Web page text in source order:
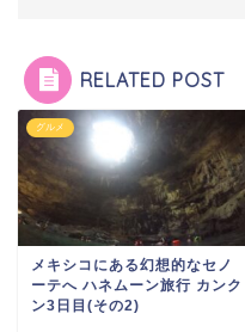
RELATED POST
グルメ
メキシコにある幻想的なセノ
ーテへ ハネムーン旅行 カンク
ン3日目(その2)